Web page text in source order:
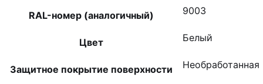
RAL-номер (аналогичный) 9003
Цвет Белый
Защитное покрытие поверхности Необработанная